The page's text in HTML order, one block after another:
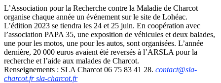
L’Association pour la Recherche contre la Maladie de Charcot
organise chaque année un événement sur le site de Lohéac.
L’édition 2023 se tiendra les 24 et 25 juin. En coopération avec
l’association PAPA 35, une exposition de véhicules et deux balades,
une pour les motos, une pour les autos, sont organisées. L’année
dernière, 20 000 euros avaient été reversés à l’ARSLA pour la
recherche et l’aide aux malades de Charcot.
Renseignements : SLA Charcot 06 75 83 41 28. contact@sla-
charcot.frsla-charcot.fr